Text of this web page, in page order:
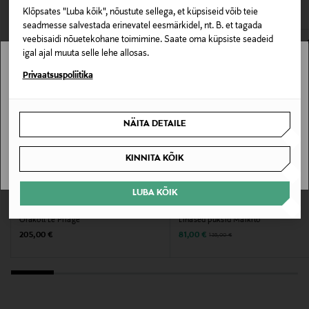
Klõpsates "Luba kõik", nõustute sellega, et küpsiseid võib teie
seadmesse salvestada erinevatel eesmärkidel, nt. B. et tagada
veebisaidi nõuetekohane toimimine. Saate oma küpsiste seadeid
igal ajal muuta selle lehe allosas.
Privaatsuspoliitika
NÄITA DETAILE
KINNITA KÕIK
LUBA KÕIK
Hooldusjuhendid
Masinpesu vastavalt hooldusjuhendile.
Värv
ITAALIA
Valmistaja tootenumber
9336171
Tootja
LONGCHAMP
Õlakott Le Pliage
Original Price
205,00 €
OPUS
Linased püksid Maikito
Discounted Price
81,00 € Original Price
135,00 €
Stockmann pole Sinu riigis saadaval.
SAAN ARU